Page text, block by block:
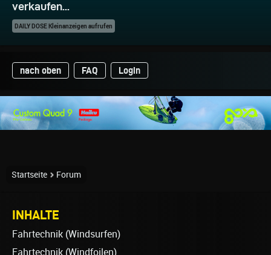
verkaufen...
DAILY DOSE Kleinanzeigen aufrufen
nach oben FAQ Login
Startseite Forum
INHALTE
Fahrtechnik (Windsurfen)
Fahrtechnik (Windfoilen)